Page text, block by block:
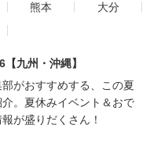
熊本
大分
九州・沖縄】
がおすすめする、この夏
。夏休みイベント＆おで
が盛りだくさん！